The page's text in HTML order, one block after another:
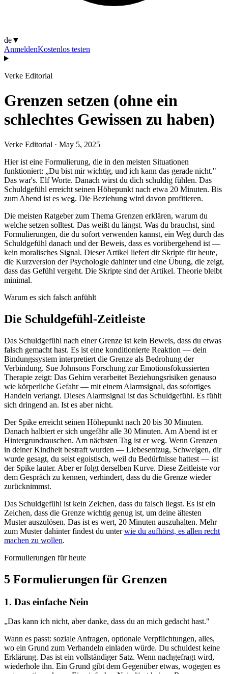
de▼
AnmeldenKostenlos testen
Verke Editorial
Grenzen setzen (ohne ein
schlechtes Gewissen zu haben)
Verke Editorial · May 5, 2025
Hier ist eine Formulierung, die in den meisten Situationen
funktioniert: „Du bist mir wichtig, und ich kann das gerade nicht."
Das war's. Elf Worte. Danach wirst du dich schuldig fühlen. Das
Schuldgefühl erreicht seinen Höhepunkt nach etwa 20 Minuten. Bis
zum Abend ist es weg. Die Beziehung wird davon profitieren.
Die meisten Ratgeber zum Thema Grenzen erklären, warum du
welche setzen solltest. Das weißt du längst. Was du brauchst, sind
Formulierungen, die du sofort verwenden kannst, ein Weg durch das
Schuldgefühl danach und der Beweis, dass es vorübergehend ist —
kein moralisches Signal. Dieser Artikel liefert dir Skripte für heute,
die Kurzversion der Psychologie dahinter und eine Übung, die zeigt,
dass das Gefühl vergeht. Die Skripte sind der Artikel. Theorie bleibt
minimal.
Warum es sich falsch anfühlt
Die Schuldgefühl-Zeitleiste
Das Schuldgefühl nach einer Grenze ist kein Beweis, dass du etwas
falsch gemacht hast. Es ist eine konditionierte Reaktion — dein
Bindungssystem interpretiert die Grenze als Bedrohung der
Verbindung. Sue Johnsons Forschung zur Emotionsfokussierten
Therapie zeigt: Das Gehirn verarbeitet Beziehungsrisiken genauso
wie körperliche Gefahr — mit einem Alarmsignal, das sofortiges
Handeln verlangt. Dieses Alarmsignal ist das Schuldgefühl. Es fühlt
sich dringend an. Ist es aber nicht.
Der Spike erreicht seinen Höhepunkt nach 20 bis 30 Minuten.
Danach halbiert er sich ungefähr alle 30 Minuten. Am Abend ist er
Hintergrundrauschen. Am nächsten Tag ist er weg. Wenn Grenzen
in deiner Kindheit bestraft wurden — Liebesentzug, Schweigen, dir
wurde gesagt, du seist egoistisch, weil du Bedürfnisse hattest — ist
der Spike lauter. Aber er folgt derselben Kurve. Diese Zeitleiste vor
dem Gespräch zu kennen, verhindert, dass du die Grenze wieder
zurücknimmst.
Das Schuldgefühl ist kein Zeichen, dass du falsch liegst. Es ist ein
Zeichen, dass die Grenze wichtig genug ist, um deine ältesten
Muster auszulösen. Das ist es wert, 20 Minuten auszuhalten. Mehr
zum Muster dahinter findest du unter wie du aufhörst, es allen recht
machen zu wollen.
Formulierungen für heute
5 Formulierungen für Grenzen
1. Das einfache Nein
„Das kann ich nicht, aber danke, dass du an mich gedacht hast."
Wann es passt: soziale Anfragen, optionale Verpflichtungen, alles,
wo ein Grund zum Verhandeln einladen würde. Du schuldest keine
Erklärung. Das ist ein vollständiger Satz. Wenn nachgefragt wird,
wiederhole ihn. Ein Grund gibt dem Gegenüber etwas, wogegen es